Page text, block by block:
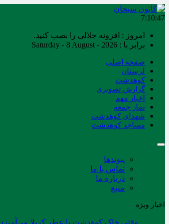
7:10:47
امروز : افزونه جلالی را نصب کنید.
برابر با : Saturday - 8 August - 2026
صفحه اصلی
لرستان
کوهدشت
گزارش تصویری
اخبار مهم
نماز جمعه
شهدای کوهدشت
مساجد کوهدشت
پیوندها
تماس با ما
درباره ما
منبع
اخبار ویژه
وقتی خاک کوهدشت با عطر کربلا می‌آمیزد